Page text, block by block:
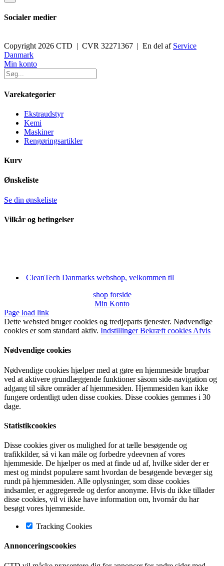
Socialer medier
Copyright 2026 CTD | CVR 32271367 | En del af Service
Danmark
Toggle
Sliding
Bar
Area
Min konto
Varekategorier
Ekstraudstyr
Kemi
Maskiner
Rengøringsartikler
Kurv
Ønskeliste
Se din ønskeliste
Vilkår og betingelser
CleanTech Danmarks webshop, velkommen til
shop forside
Min Konto
Page load link
Dette websted bruger cookies og tredjeparts tjenester. Nødvendige
cookies er som standard aktiv. IndstillingerBekræft cookies Afvis
Nødvendige cookies
Nødvendige cookies hjælper med at gøre en hjemmeside brugbar
ved at aktivere grundlæggende funktioner såsom side-navigation og
adgang til sikre områder af hjemmesiden. Hjemmesiden kan ikke
fungere ordentligt uden disse cookies. Disse cookies gemmes i 30
dage.
Statistikcookies
Disse cookies giver os mulighed for at tælle besøgende og
trafikkilder, så vi kan måle og forbedre ydeevnen af vores
hjemmeside. De hjælper os med at finde ud af, hvilke sider der er
mest og mindst populære samt hvordan de besøgende bevæger sig
rundt på hjemmesiden. Alle oplysninger, som disse cookies
indsamler, er aggregerede og derfor anonyme. Hvis du ikke tillader
disse cookies, vil vi ikke have information om, hvornår du har
besøgt vores hjemmeside.
Tracking Cookies
Annonceringscookies